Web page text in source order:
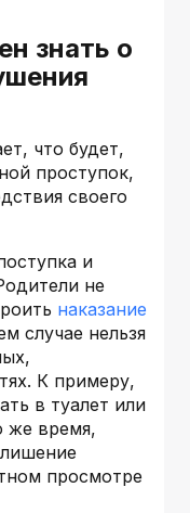
знать о
что будет,
проступок,
своего
и
не
наказание
случае нельзя
К примеру,
в туалет или
же время,
просмотре